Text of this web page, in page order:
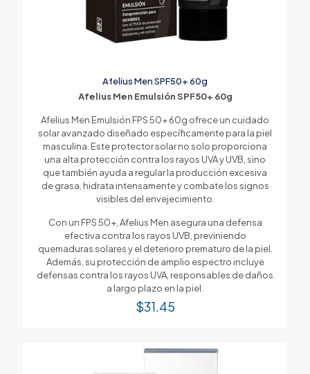
Afelius Men SPF50+ 60g
Afelius Men Emulsión SPF50+ 60g
Afelius Men Emulsión FPS 50+ 60g ofrece un cuidado
solar avanzado diseñado específicamente para la piel
masculina. Este protector solar no solo proporciona
una alta protección contra los rayos UVA y UVB, sino
que también ayuda a regular la producción excesiva
de grasa, hidrata intensamente y combate los signos
visibles del envejecimiento.
Con un FPS 50+, Afelius Men asegura una defensa
efectiva contra los rayos UVB, previniendo
quemaduras solares y el deterioro prematuro de la piel.
Además, su protección de amplio espectro incluye
defensas contra los rayos UVA, responsables de daños
a largo plazo en la piel.
$31.45